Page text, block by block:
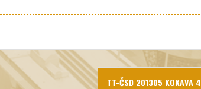
TT-ČSD 201305 KOKAVA 4